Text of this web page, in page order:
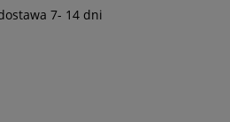
7- 14 dni